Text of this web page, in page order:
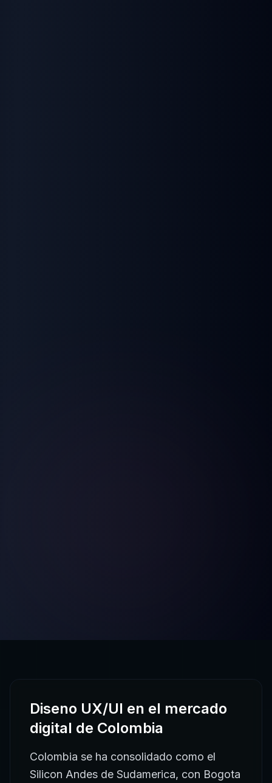
Diseno UX/UI en el mercado
digital de Colombia
Colombia se ha consolidado como el
Silicon Andes de Sudamerica, con Bogota